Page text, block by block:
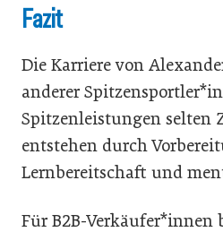
Fazit
Die Karriere von
anderer
Spitzenleistungen selten
entstehen durch
Lernbereitschaft und
Für B2B-Verkäufer*innen